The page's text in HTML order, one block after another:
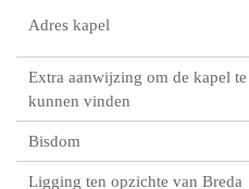
Adres kapel
Extra aanwijzing om de kapel te
kunnen vinden
Bisdom
Ligging ten opzichte van Breda